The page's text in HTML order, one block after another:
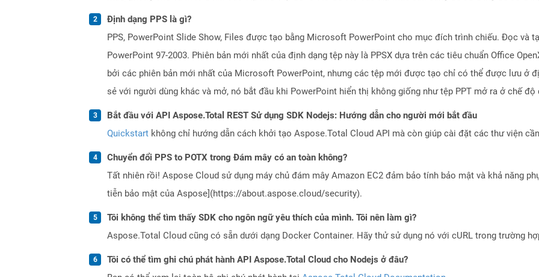
Định dạng PPS là gì?
PPS, PowerPoint Slide Show, Files được tạo bằng Microsoft PowerPoint cho mục đích trình chiếu. Đọc và
PowerPoint 97-2003. Phiên bản mới nhất của định dạng tệp này là PPSX dựa trên các tiêu chuẩn Office
bởi các phiên bản mới nhất của Microsoft PowerPoint, nhưng các tệp mới được tạo chỉ có thể được lưu ở
sẻ với người dùng khác và mở, nó bắt đầu khi PowerPoint hiển thị không giống như tệp PPT mở ra ở chế độ
Bắt đầu với API Aspose.Total REST Sử dụng SDK Nodejs: Hướng dẫn cho người mới bắt đầu
Quickstart không chỉ hướng dẫn cách khởi tạo Aspose.Total Cloud API mà còn giúp cài đặt các thư viện
Chuyển đổi PPS to POTX trong Đám mây có an toàn không?
Tất nhiên rồi! Aspose Cloud sử dụng máy chủ đám mây Amazon EC2 đảm bảo tính bảo mật và khả năng
tiễn bảo mật của Aspose](https://about.aspose.cloud/security).
Tôi không thể tìm thấy SDK cho ngôn ngữ yêu thích của mình. Tôi nên làm gì?
Aspose.Total Cloud cũng có sẵn dưới dạng Docker Container. Hãy thử sử dụng nó với cURL trong trường
Tôi có thể tìm ghi chú phát hành API Aspose.Total Cloud cho Nodejs ở đâu?